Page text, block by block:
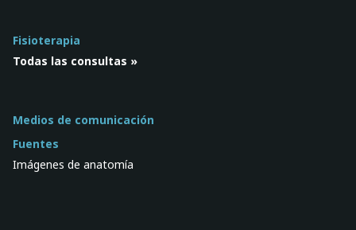
Fisioterapia
Todas las consultas »
Medios de comunicación
Fuentes
Imágenes de anatomía